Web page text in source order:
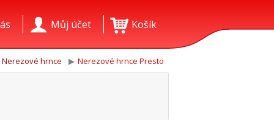
Košík
Můj účet
Nerezové hrnce Nerezové hrnce Presto